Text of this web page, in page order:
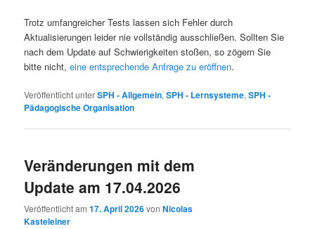
Trotz umfangreicher Tests lassen sich Fehler durch
Aktualisierungen leider nie vollständig ausschließen. Sollten Sie
nach dem Update auf Schwierigkeiten stoßen, so zögern Sie
bitte nicht,eine entsprechende Anfrage zu eröffnen.
Veröffentlicht unterSPH - Allgemein,SPH - Lernsysteme,SPH -
Pädagogische Organisation
Veränderungen mit dem
Update am 17.04.2026
Veröffentlicht am17. April 2026vonNicolas
Kasteleiner